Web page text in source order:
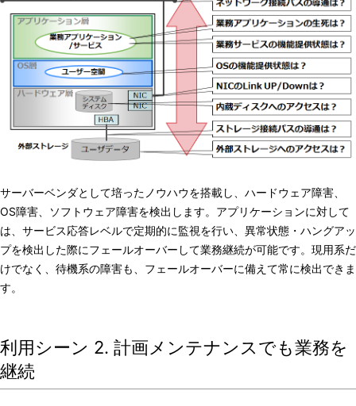
サーバーベンダとして培ったノウハウを搭載し、ハードウェア障害、
OS障害、ソフトウェア障害を検出します。アプリケーションに対して
は、サービス応答レベルで定期的に監視を行い、異常状態・ハングアッ
プを検出した際にフェールオーバーして業務継続が可能です。現用系だ
けでなく、待機系の障害も、フェールオーバーに備えて常に検出できま
す。
利用シーン 2. 計画メンテナンスでも業務を
継続